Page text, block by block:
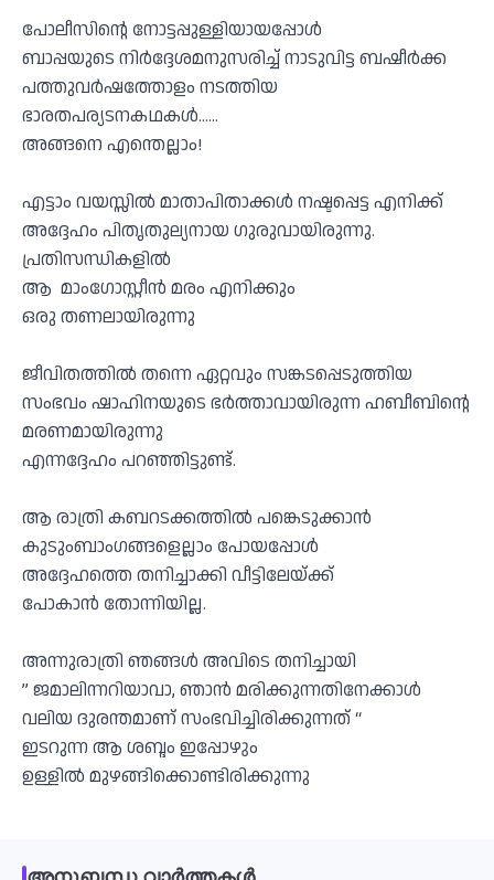
പോലീസിൻ്റെ നോട്ടപ്പുള്ളിയായപ്പോൾ
ബാപ്പയുടെ നിർദ്ദേശമനുസരിച്ച് നാടുവിട്ട ബഷീർക്ക
പത്തുവർഷത്തോളം നടത്തിയ
ഭാരതപര്യടനകഥകൾ……
അങ്ങനെ എന്തെല്ലാം!
എട്ടാം വയസ്സിൽ മാതാപിതാക്കൾ നഷ്ടപ്പെട്ട എനിക്ക്
അദ്ദേഹം പിതൃതുല്യനായ ഗുരുവായിരുന്നു.
പ്രതിസന്ധികളിൽ
ആ മാംഗോസ്റ്റീൻ മരം എനിക്കും
ഒരു തണലായിരുന്നു
ജീവിതത്തിൽ തന്നെ ഏറ്റവും സങ്കടപ്പെടുത്തിയ
സംഭവം ഷാഹിനയുടെ ഭർത്താവായിരുന്ന ഹബീബിൻ്റെ
മരണമായിരുന്നു
എന്നദ്ദേഹം പറഞ്ഞിട്ടുണ്ട്.
ആ രാത്രി കബറടക്കത്തിൽ പങ്കെടുക്കാൻ
കുടുംബാംഗങ്ങളെല്ലാം പോയപ്പോൾ
അദ്ദേഹത്തെ തനിച്ചാക്കി വീട്ടിലേയ്ക്ക്
പോകാൻ തോന്നിയില്ല.
അന്നുരാത്രി ഞങ്ങൾ അവിടെ തനിച്ചായി
” ജമാലിന്നറിയാവാ, ഞാൻ മരിക്കുന്നതിനേക്കാൾ
വലിയ ദുരന്തമാണ് സംഭവിച്ചിരിക്കുന്നത് “
ഇടറുന്ന ആ ശബ്ദം ഇപ്പോഴും
ഉള്ളിൽ മുഴങ്ങിക്കൊണ്ടിരിക്കുന്നു